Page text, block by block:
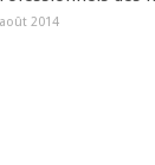
2014